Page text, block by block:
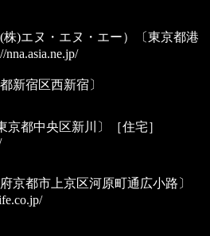
(株)エヌ・エヌ・エー）〔東京都港
nna.asia.ne.jp/
都新宿区西新宿〕
京都中央区新川〕［住宅］
府京都市上京区河原町通広小路〕